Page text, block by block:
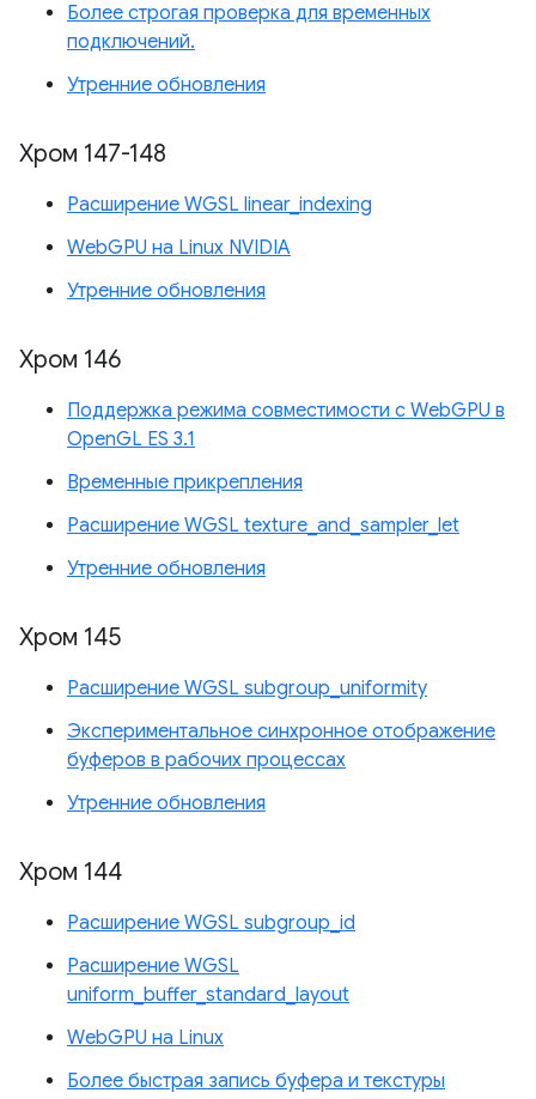
Более строгая проверка для временных
подключений.
Утренние обновления
Хром 147-148
Расширение WGSL linear_indexing
WebGPU на Linux NVIDIA
Утренние обновления
Хром 146
Поддержка режима совместимости с WebGPU в
OpenGL ES 3.1
Временные прикрепления
Расширение WGSL texture_and_sampler_let
Утренние обновления
Хром 145
Расширение WGSL subgroup_uniformity
Экспериментальное синхронное отображение
буферов в рабочих процессах
Утренние обновления
Хром 144
Расширение WGSL subgroup_id
Расширение WGSL
uniform_buffer_standard_layout
WebGPU на Linux
Более быстрая запись буфера и текстуры